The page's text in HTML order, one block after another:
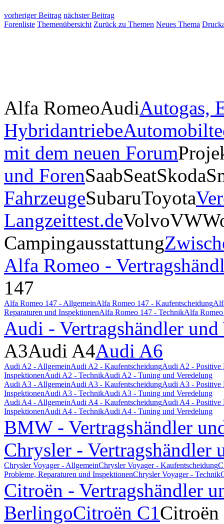
vorheriger Beitrag nächster Beitrag
Forenliste Themenübersicht Zurück zu Themen Neues Thema
Alfa RomeoAudiAutogas,
Hybridantriebe
mit dem neuen Forum
und ForenSaabSeatSkoda
FahrzeugeSubaruToyota
Langzeittest.deVolvoVW
Campingausstattung
Alfa Romeo -
147
Alfa Romeo 147 - AllgemeinAlfa Romeo 147 - Kaufentscheidung
Reparaturen und InspektionenAlfa Romeo 147 - TechnikAlfa
Audi - Vertragshändler und
A3Audi A4Audi A6
Audi A2 - AllgemeinAudi A2 - KaufentscheidungAudi A2 - Positive
InspektionenAudi A2 - TechnikAudi A2 - Tuning und Veredelung
Audi A3 - AllgemeinAudi A3 - KaufentscheidungAudi A3 - Positive
InspektionenAudi A3 - TechnikAudi A3 - Tuning und Veredelung
Audi A4 - AllgemeinAudi A4 - KaufentscheidungAudi A4 - Positive
InspektionenAudi A4 - TechnikAudi A4 - Tuning und Veredelung
BMW - Vertragshändler
Chrysler - Vertragshändler
Chrysler Voyager - AllgemeinChrysler Voyager - Kaufentscheidung
Probleme, Reparaturen und InspektionenChrysler Voyager - Technik
Citroën - Vertragshändler
BerlingoCitroën C1Citroën